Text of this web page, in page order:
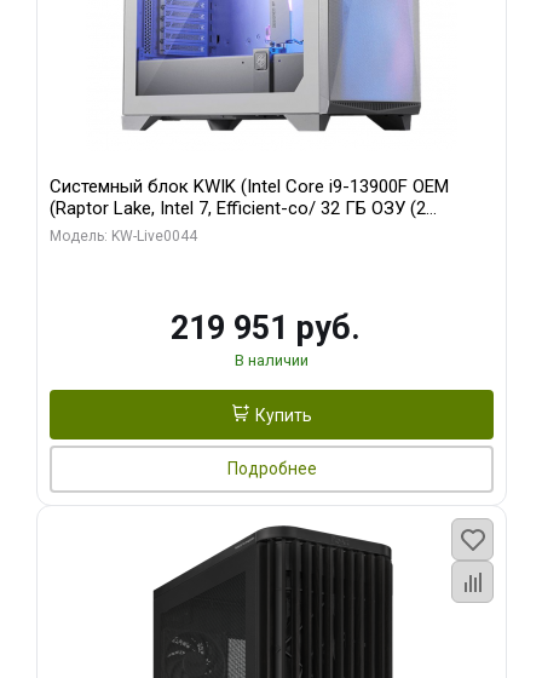
Системный блок KWIK (Intel Core i9-13900F OEM
(Raptor Lake, Intel 7, Efficient-co/ 32 ГБ ОЗУ (2
модуля)/ Gigabyte RTX5070Ti AERO OC 16GB GDDR7
Модель: KW-Live0044
219 951 руб.
В наличии
Купить
Подробнее